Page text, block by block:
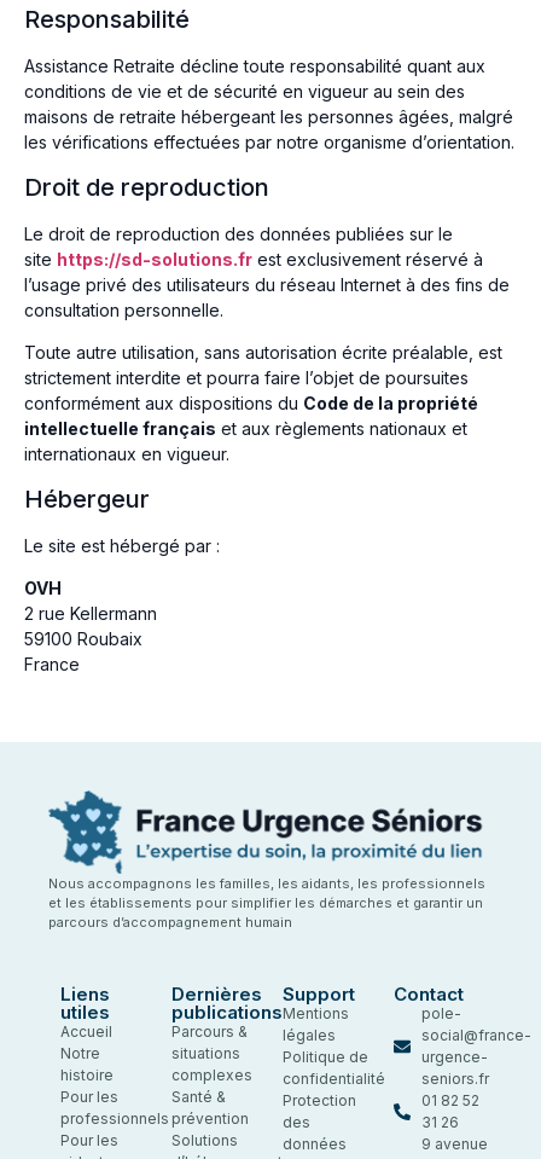
Responsabilité
Assistance Retraite décline toute responsabilité quant aux
conditions de vie et de sécurité en vigueur au sein des
maisons de retraite hébergeant les personnes âgées, malgré
les vérifications effectuées par notre organisme d’orientation.
Droit de reproduction
Le droit de reproduction des données publiées sur le
site https://sd-solutions.fr est exclusivement réservé à
l’usage privé des utilisateurs du réseau Internet à des fins de
consultation personnelle.
Toute autre utilisation, sans autorisation écrite préalable, est
strictement interdite et pourra faire l’objet de poursuites
conformément aux dispositions du Code de la propriété
intellectuelle français et aux règlements nationaux et
internationaux en vigueur.
Hébergeur
Le site est hébergé par :
OVH
2 rue Kellermann
59100 Roubaix
France
Nous accompagnons les familles, les aidants, les professionnels
et les établissements pour simplifier les démarches et garantir un
parcours d’accompagnement humain
Liens
utiles
Accueil
Notre
histoire
Pour les
professionnels
Pour les
Dernières
publications
Parcours &
situations
complexes
Santé &
prévention
Solutions
Support
Mentions
légales
Politique de
confidentialité
Protection
des
données
Contact
pole-
social@france-
urgence-
seniors.fr
01 82 52
31 26
9 avenue